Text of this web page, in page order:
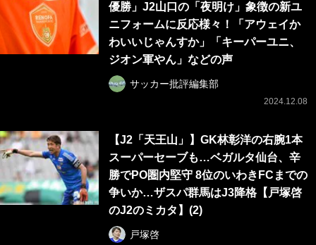
優勝」J2山口の「夜明け」象徴の新ユ
ニフォームに反応様々！「アウェイか
わいいじゃんすか」「キーパーユニ、
ジオン軍やん」などの声
サッカー批評編集部
2024.12.08
【J2「天王山」】GK林彰洋の右腕1本
スーパーセーブも…ベガルタ仙台、辛
勝でPO圏内堅守 8位のいわきFCまでの
争いか…ザスパ群馬はJ3降格【戸塚啓
のJ2のミカタ】(2)
戸塚啓